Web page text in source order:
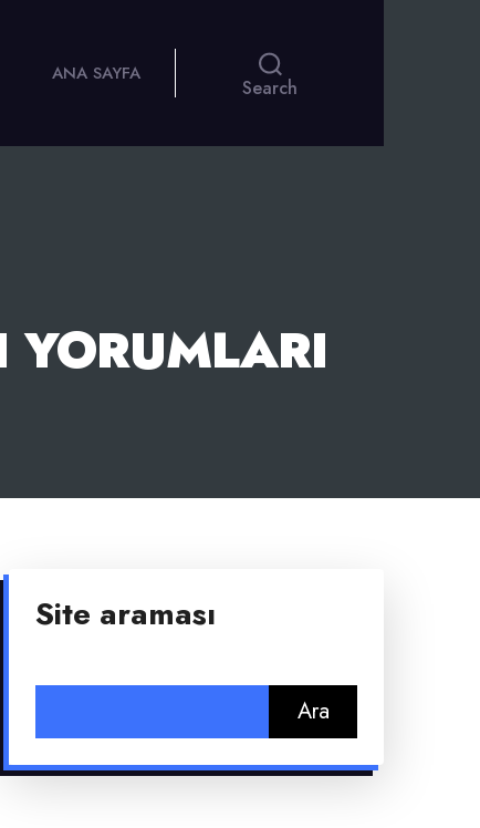
ANA SAYFA
Search
Site araması